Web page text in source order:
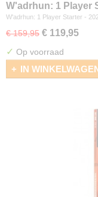
W'adrhun: 1 Player
W'adrhun: 1 Player Starter -
€ 159,95 € 119,95
✓ Op voorraad
IN WINKELWAGEN